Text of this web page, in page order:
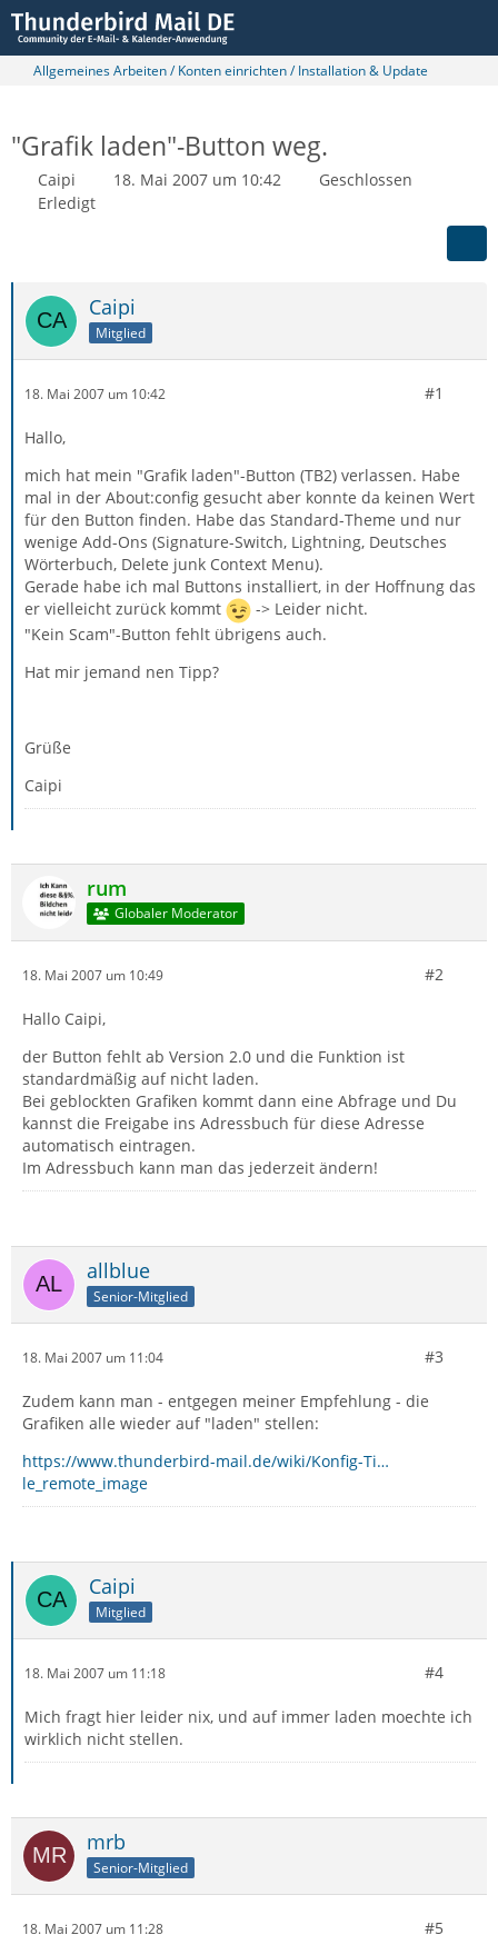
Allgemeines Arbeiten / Konten einrichten / Installation & Update
"Grafik laden"-Button weg.
Caipi 18. Mai 2007 um 10:42
Geschlossen
Erledigt
Caipi
Mitglied
18. Mai 2007 um 10:42 #1
Hallo,
mich hat mein "Grafik laden"-Button (TB2) verlassen. Habe
mal in der About:config gesucht aber konnte da keinen Wert
für den Button finden. Habe das Standard-Theme und nur
wenige Add-Ons (Signature-Switch, Lightning, Deutsches
Wörterbuch, Delete junk Context Menu).
Gerade habe ich mal Buttons installiert, in der Hoffnung das
er vielleicht zurück kommt
-> Leider nicht.
"Kein Scam"-Button fehlt übrigens auch.
Hat mir jemand nen Tipp?
Grüße
Caipi
rum
Globaler Moderator
18. Mai 2007 um 10:49 #2
Hallo Caipi,
der Button fehlt ab Version 2.0 und die Funktion ist
standardmäßig auf nicht laden.
Bei geblockten Grafiken kommt dann eine Abfrage und Du
kannst die Freigabe ins Adressbuch für diese Adresse
automatisch eintragen.
Im Adressbuch kann man das jederzeit ändern!
allblue
Senior-Mitglied
18. Mai 2007 um 11:04 #3
Zudem kann man - entgegen meiner Empfehlung - die
Grafiken alle wieder auf "laden" stellen:
https://www.thunderbird-mail.de/wiki/Konfig-Ti…
le_remote_image
Caipi
Mitglied
18. Mai 2007 um 11:18 #4
Mich fragt hier leider nix, und auf immer laden moechte ich
wirklich nicht stellen.
mrb
Senior-Mitglied
18. Mai 2007 um 11:28 #5